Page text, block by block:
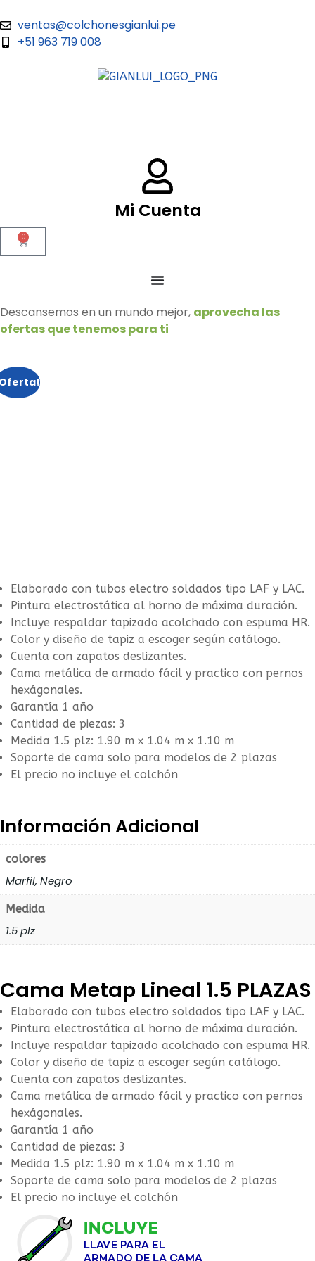
ventas@colchonesgianlui.pe
+51 963 719 008
Mi Cuenta
0
Descansemos en un mundo mejor, aprovecha las
ofertas que tenemos para ti
Elaborado con tubos electro soldados tipo LAF y LAC.
Pintura electrostática al horno de máxima duración.
Incluye respaldar tapizado acolchado con espuma HR.
Color y diseño de tapiz a escoger según catálogo.
Cuenta con zapatos deslizantes.
Cama metálica de armado fácil y practico con pernos
hexágonales.
Garantía 1 año
Cantidad de piezas: 3
Medida 1.5 plz: 1.90 m x 1.04 m x 1.10 m
Soporte de cama solo para modelos de 2 plazas
El precio no incluye el colchón
Información Adicional
colores
Marfil, Negro
Medida
1.5 plz
Cama Metap Lineal 1.5 PLAZAS
Elaborado con tubos electro soldados tipo LAF y LAC.
Pintura electrostática al horno de máxima duración.
Incluye respaldar tapizado acolchado con espuma HR.
Color y diseño de tapiz a escoger según catálogo.
Cuenta con zapatos deslizantes.
Cama metálica de armado fácil y practico con pernos
hexágonales.
Garantía 1 año
Cantidad de piezas: 3
Medida 1.5 plz: 1.90 m x 1.04 m x 1.10 m
Soporte de cama solo para modelos de 2 plazas
El precio no incluye el colchón